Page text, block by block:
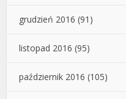
grudzień 2016 (91)
listopad 2016 (95)
październik 2016 (105)